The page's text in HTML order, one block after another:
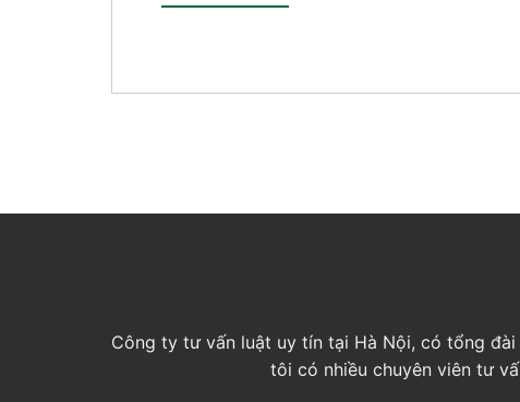
Công ty tư vấn luật uy tín tại Hà Nội, có tổng
tôi có nhiều chuyên viên tư